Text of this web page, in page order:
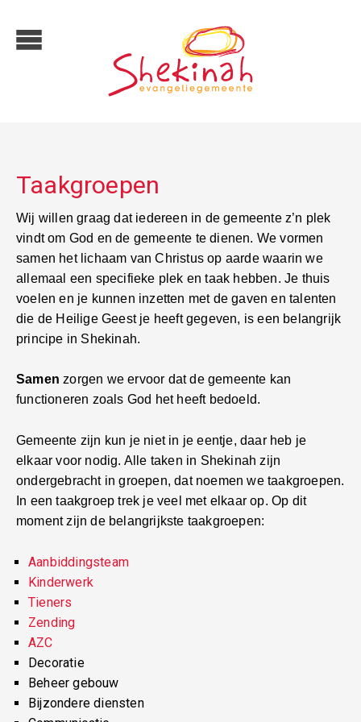
Taakgroepen
Wij willen graag dat iedereen in de gemeente z’n plek
vindt om God en de gemeente te dienen. We vormen
samen het lichaam van Christus op aarde waarin we
allemaal een specifieke plek en taak hebben. Je thuis
voelen en je kunnen inzetten met de gaven en talenten
die de Heilige Geest je heeft gegeven, is een belangrijk
principe in Shekinah.
Samen zorgen we ervoor dat de gemeente kan
functioneren zoals God het heeft bedoeld.
Gemeente zijn kun je niet in je eentje, daar heb je
elkaar voor nodig. Alle taken in Shekinah zijn
ondergebracht in groepen, dat noemen we taakgroepen.
In een taakgroep trek je veel met elkaar op. Op dit
moment zijn de belangrijkste taakgroepen:
Aanbiddingsteam
Kinderwerk
Tieners
Zending
AZC
Decoratie
Beheer gebouw
Bijzondere diensten